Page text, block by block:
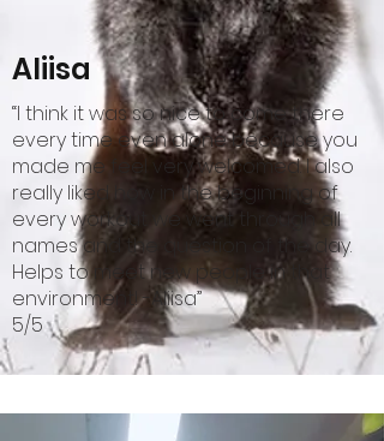
Aliisa
“I think it was so nice to come there
every time even alone because you
made me feel very welcomed. I also
really liked how in the beginning of
every workout we went through all
names and the question of the day.
Helps to meet new people in that
environment! -Aliisa”
5/5